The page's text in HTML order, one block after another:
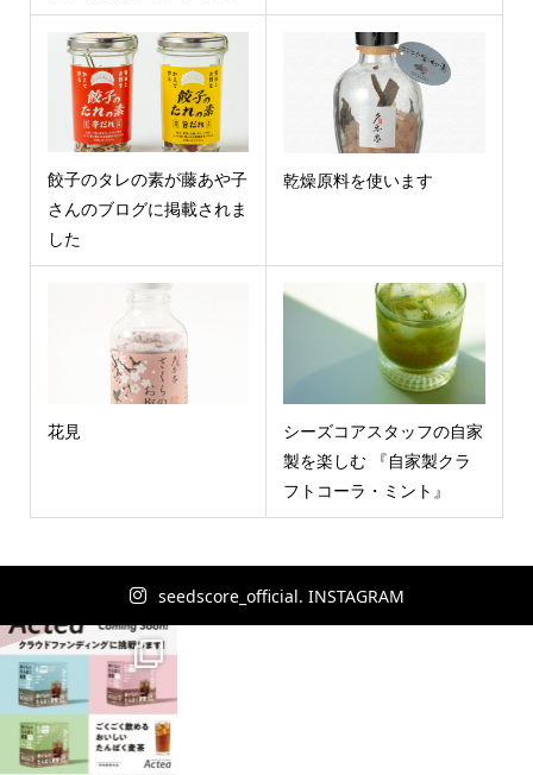
餃子のタレの素が藤あや子
さんのブログに掲載されま
した
乾燥原料を使います
花見
シーズコアスタッフの自家
製を楽しむ 『自家製クラ
フトコーラ・ミント』
seedscore_official. INSTAGRAM